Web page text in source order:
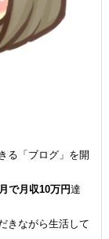
る「ブログ」を開
で月収10万円達
きながら生活して